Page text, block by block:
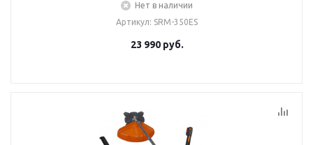
Нет в наличии
Артикул: SRM-350ES
23 990руб.